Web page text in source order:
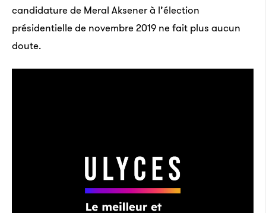
candidature de Meral Aksener à l’élection
présidentielle de novembre 2019 ne fait plus aucun
doute.